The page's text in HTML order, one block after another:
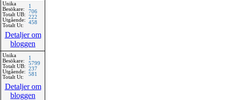
Unika
Besökare:
Totalt UB:
Utgående:
Totalt Ut:
1
706
222
458
Detaljer om
bloggen
Unika
Besökare:
Totalt UB:
Utgående:
Totalt Ut:
1
5799
237
581
Detaljer om
bloggen